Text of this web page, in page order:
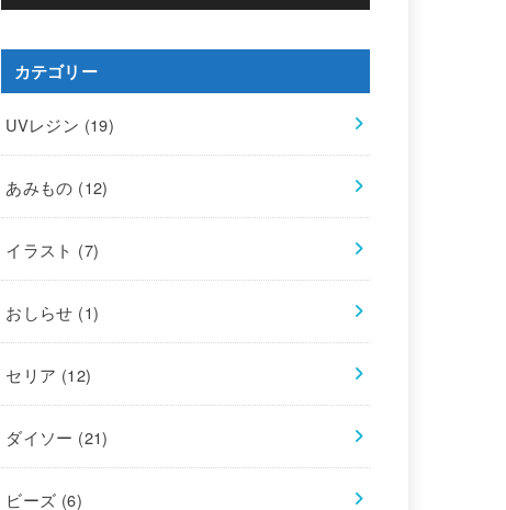
カテゴリー
UVレジン (19)
あみもの (12)
イラスト (7)
おしらせ (1)
セリア (12)
ダイソー (21)
ビーズ (6)